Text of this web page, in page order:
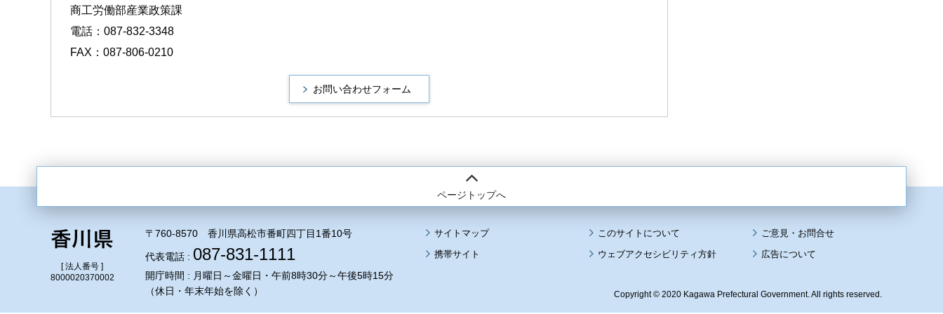
商工労働部産業政策課
電話：087-832-3348
FAX：087-806-0210
ページトップへ
[ 法人番号 ]
8000020370002
〒760-8570 香川県高松市番町四丁目1番10号
代表電話 : 087-831-1111
開庁時間 : 月曜日～金曜日・午前8時30分～午後5時15分
（休日・年末年始を除く）
サイトマップ
このサイトについて
携帯サイト
ウェブアクセシビリティ方針 広告について
Copyright © 2020 Kagawa Prefectural Government. All rights reserved.